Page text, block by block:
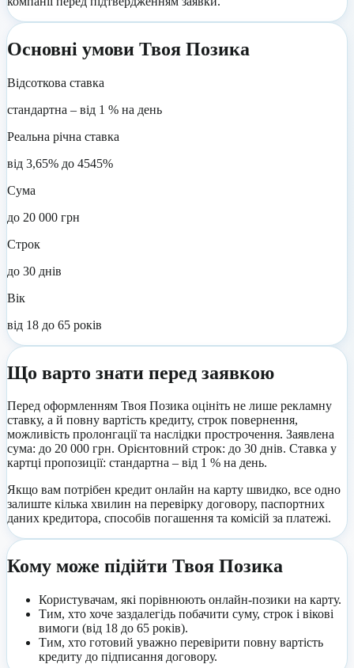
Основні умови Твоя Позика
Відсоткова ставка
стандартна – від 1 % на день
Реальна річна ставка
від 3,65% до 4545%
Сума
до 20 000 грн
Строк
до 30 днів
Вік
від 18 до 65 років
Що варто знати перед заявкою
Перед оформленням Твоя Позика оцініть не лише рекламну
ставку, а й повну вартість кредиту, строк повернення,
можливість пролонгації та наслідки прострочення. Заявлена
сума: до 20 000 грн. Орієнтовний строк: до 30 днів. Ставка у
картці пропозиції: стандартна – від 1 % на день.
Якщо вам потрібен кредит онлайн на карту швидко, все одно
залиште кілька хвилин на перевірку договору, паспортних
даних кредитора, способів погашення та комісій за платежі.
Кому може підійти Твоя Позика
Користувачам, які порівнюють онлайн-позики на карту.
Тим, хто хоче заздалегідь побачити суму, строк і вікові
вимоги (від 18 до 65 років).
Тим, хто готовий уважно перевірити повну вартість
кредиту до підписання договору.